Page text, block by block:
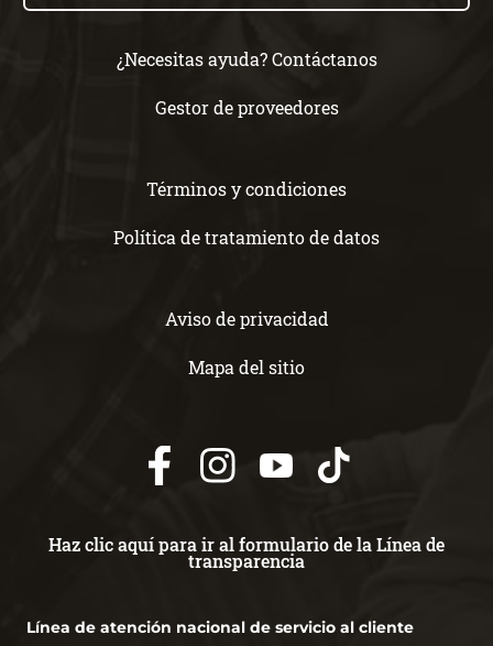
¿Necesitas ayuda? Contáctanos
Gestor de proveedores
Términos y condiciones
Política de tratamiento de datos
Aviso de privacidad
Mapa del sitio
Haz clic aquí para ir al formulario de la Línea de
transparencia
Línea de atención nacional de servicio al cliente